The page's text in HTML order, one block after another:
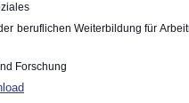
beruflichen Weiterbildung für
Forschung